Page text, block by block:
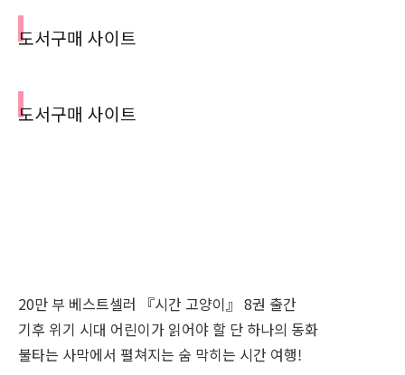
도서구매 사이트
도서구매 사이트
20만 부 베스트셀러 『시간 고양이』 8권 출간
기후 위기 시대 어린이가 읽어야 할 단 하나의 동화
불타는 사막에서 펼쳐지는 숨 막히는 시간 여행!